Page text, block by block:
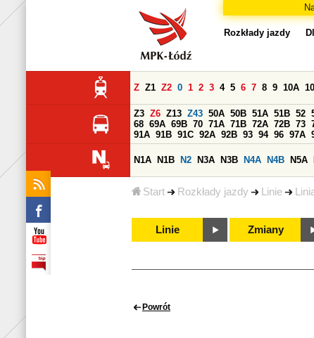
Start Rozkłady jazdy Linie
Rozkłady jazdy
Z Z1 Z2 0 1 2 3 4 5 6 7 8 9 10A
Z3 Z6 Z13 Z43 50A 50B 51A 51B 52
68 69A 69B 70 71A 71B 72A 72B 73
91A 91B 91C 92A 92B 93 94 96 97A
N1A N1B N2 N3A N3B N4A N4B N5A
Linie Zmiany
Powrót